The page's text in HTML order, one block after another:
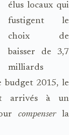
élus locaux qui
fustigent le
choix de
baisser de 3,7
milliards
budget 2015, le
arrivés à un
compenserla